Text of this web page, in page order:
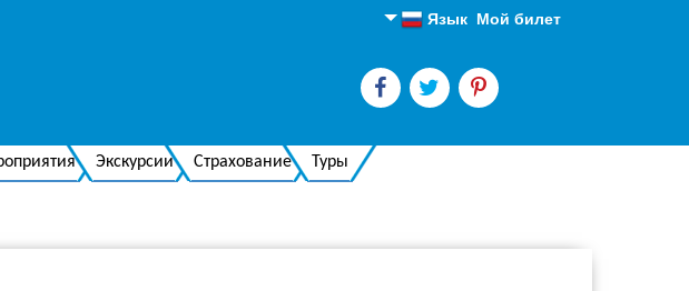
Мой билет
Язык
Английский
Экскурсии Страхование Туры